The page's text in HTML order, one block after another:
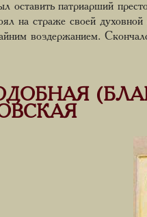
оставить патриарший
на страже своей
воздержанием.